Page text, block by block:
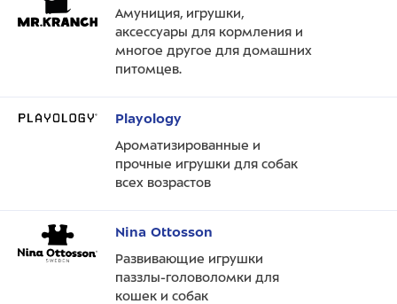
Амуниция, игрушки,
аксессуары для кормления и
многое другое для домашних
питомцев.
Playology
Ароматизированные и
прочные игрушки для собак
всех возрастов
Nina Ottosson
Развивающие игрушки
паззлы-головоломки для
кошек и собак